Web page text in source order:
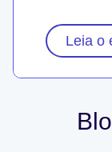
Leia o